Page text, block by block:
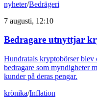
nyheter/Bedrägeri
7 augusti, 12:10
Bedragare utnyttjar
Hundratals kryptobörser
bedragare som myndigheter
kunder på deras pengar.
krönika/Inflation